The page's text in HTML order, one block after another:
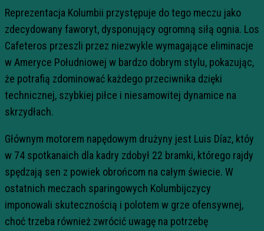
Reprezentacja Kolumbii przystępuje do tego meczu jako
zdecydowany faworyt, dysponujący ogromną siłą ognia. Los
Cafeteros przeszli przez niezwykle wymagające eliminacje
w Ameryce Południowej w bardzo dobrym stylu, pokazując,
że potrafią zdominować każdego przeciwnika dzięki
technicznej, szybkiej piłce i niesamowitej dynamice na
skrzydłach.
Głównym motorem napędowym drużyny jest Luis Díaz, któy
w 74 spotkanaich dla kadry zdobył 22 bramki, którego rajdy
spędzają sen z powiek obrońcom na całym świecie. W
ostatnich meczach sparingowych Kolumbijczycy
imponowali skutecznością i polotem w grze ofensywnej,
choć trzeba również zwrócić uwagę na potrzebę